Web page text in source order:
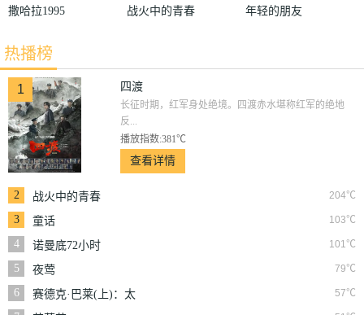
撒哈拉1995 战火中的青春 年轻的朋友
热播榜
1 四渡
长征时期，红军身处绝境。四渡赤水堪称红军的绝地
反...
播放指数:381℃
查看详情
2 204℃
战火中的青春
3
103℃
童话
4
101℃
诺曼底72小时
5
79℃
夜莺
6
57℃
赛德克·巴莱(上)：太
阳旗